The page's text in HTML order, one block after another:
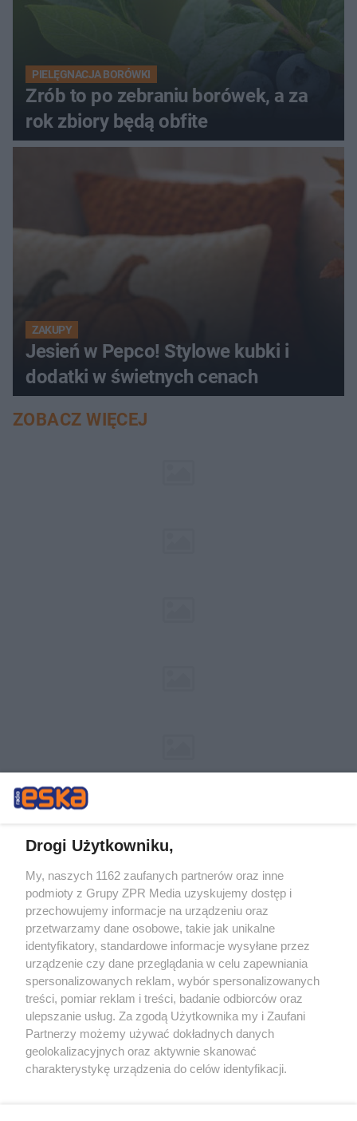
PIELĘGNACJA BORÓWKI
Zrób to po zebraniu borówek, a za
rok zbiory będą obfite
ZAKUPY
Jesień w Pepco! Stylowe kubki i
dodatki w świetnych cenach
ZOBACZ WIĘCEJ
Żaden utwór zamieszczony w serwisie nie może być powielany i
rozpowszechniany lub dalej rozpowszechniany w jakikolwiek sposób (w
tym także elektroniczny lub mechaniczny) na jakimkolwiek polu
eksploatacji w jakiejkolwiek formie, włącznie z umieszczaniem w
Internecie bez pisemnej zgody właściciela praw. Jakiekolwiek użycie lub
wykorzystanie utworów w całości lub w części z naruszeniem prawa,
tzn. bez właściwej zgody, jest zabronione pod groźbą kary i może być
ścigane prawnie.
Drogi Użytkowniku,
My, naszych 1162 zaufanych partnerów oraz inne
podmioty z Grupy ZPR Media uzyskujemy dostęp i
przechowujemy informacje na urządzeniu oraz
przetwarzamy dane osobowe, takie jak unikalne
identyfikatory, standardowe informacje wysyłane przez
urządzenie czy dane przeglądania w celu zapewniania
spersonalizowanych reklam, wybór spersonalizowanych
treści, pomiar reklam i treści, badanie odbiorców oraz
ulepszanie usług. Za zgodą Użytkownika my i Zaufani
Partnerzy możemy używać dokładnych danych
geolokalizacyjnych oraz aktywnie skanować
charakterystykę urządzenia do celów identyfikacji.